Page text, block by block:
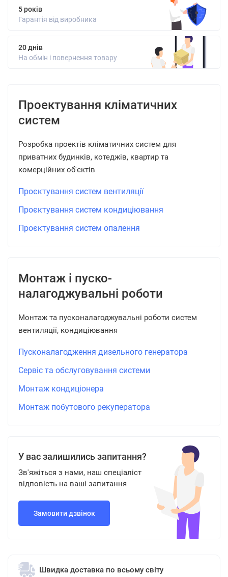
5 років
Гарантія від виробника
20 днів
На обмін і повернення товару
Проектування кліматичних
систем
Розробка проектів кліматичних систем для
приватних будинків, котеджів, квартир та
комерційних об'єктів
Проєктування систем вентиляції
Проєктування систем кондиціювання
Проєктування систем опалення
Монтаж і пуско-
налагоджувальні роботи
Монтаж та пусконалагоджувальні роботи систем
вентиляції, кондиціювання
Пусконалагодження дизельного генератора
Сервіс та обслуговування системи
Монтаж кондиціонера
Монтаж побутового рекуператора
У вас залишились запитання?
Зв'яжіться з нами, наш спеціаліст
відповість на ваші запитання
Замовити дзвінок
Швидка доставка по всьому світу